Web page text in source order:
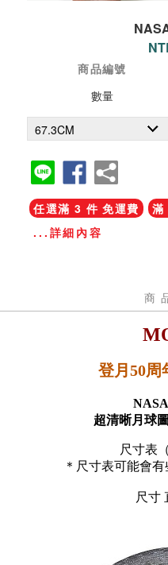
商品編號
數量
任選滿 3 件 免運費
滿
...詳細內容
商